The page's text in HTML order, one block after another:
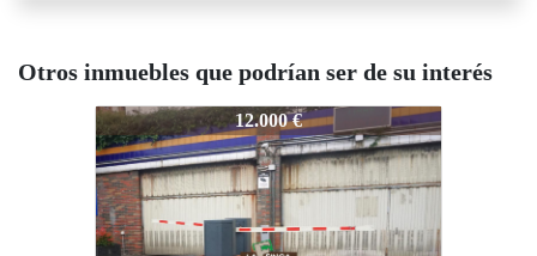
Otros inmuebles que podrían ser de su interés
818-26
12.000 €
818-26 12.720 €